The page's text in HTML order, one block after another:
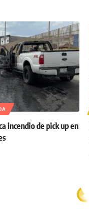
incendio de pick up en